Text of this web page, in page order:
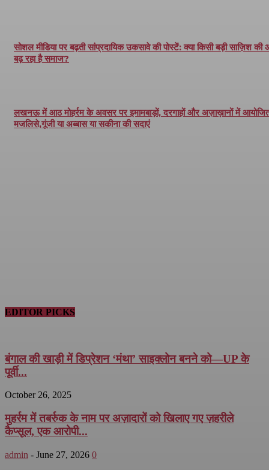
सोशल मीडिया पर बढ़ती सांप्रदायिक उकसावे की पोस्टें: क्या किसी बड़ी साज़िश की
बढ़ रहा है समाज?
लखनऊ में आठ मोहर्रम के अवसर पर इमामबाड़ों, दरगाहों और अज़ाख़ानों में
मजलिसे,गूंजी या अब्बास या सकीना की सदाएं
EDITOR PICKS
बंगाल की खाड़ी में डिप्रेशन ‘मंथा’ साइक्लोन बनने को—UP के
पूर्वी...
October 26, 2025
मुहर्रम में तबर्रुक के नाम पर अज़ादारों को खिलाए गए ज़हरीले
कैप्सूल, एक आरोपी...
admin - June 27, 2026 0